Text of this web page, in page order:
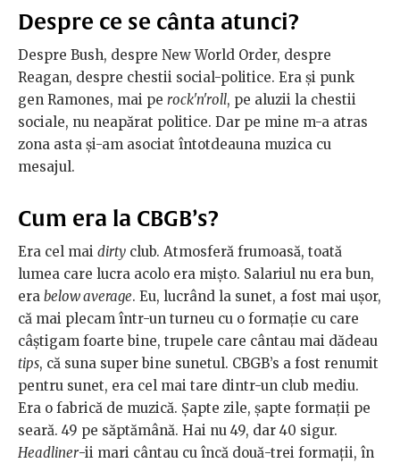
Despre ce se cânta atunci?
Despre Bush, despre New World Order, despre
Reagan, despre chestii social-politice. Era şi punk
gen Ramones, mai pe rock'n'roll, pe aluzii la chestii
sociale, nu neapărat politice. Dar pe mine m-a atras
zona asta şi-am asociat întotdeauna muzica cu
mesajul.
Cum era la CBGB’s?
Era cel mai dirty club. Atmosferă frumoasă, toată
lumea care lucra acolo era mişto. Salariul nu era bun,
era below average. Eu, lucrând la sunet, a fost mai uşor,
că mai plecam într-un turneu cu o formaţie cu care
câştigam foarte bine, trupele care cântau mai dădeau
tips, că suna super bine sunetul. CBGB’s a fost renumit
pentru sunet, era cel mai tare dintr-un club mediu.
Era o fabrică de muzică. Şapte zile, şapte formaţii pe
seară. 49 pe săptămână. Hai nu 49, dar 40 sigur.
Headliner-ii mari cântau cu încă două-trei formaţii, în